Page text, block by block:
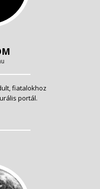
fiatalokhoz
portál.